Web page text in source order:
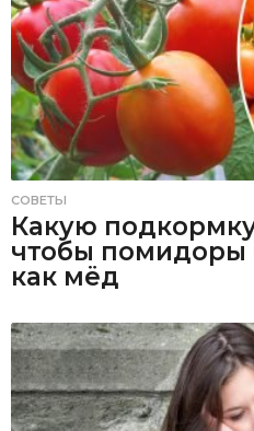
СОВЕТЫ
Какую
чтобы помидоры
как мёд